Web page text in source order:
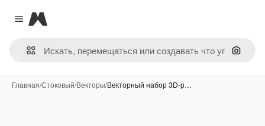
Close menu
Magnific
Поиск
Главная/Стоковый/Векторы/Векторный набор 3D-р…